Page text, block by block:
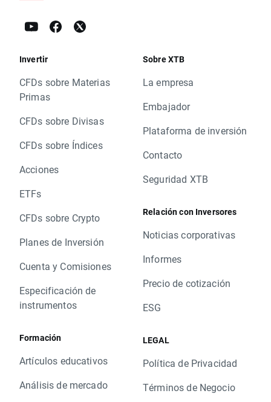
Invertir
CFDs sobre Materias
Primas
CFDs sobre Divisas
CFDs sobre Índices
Acciones
ETFs
CFDs sobre Crypto
Planes de Inversión
Cuenta y Comisiones
Especificación de
instrumentos
Formación
Artículos educativos
Análisis de mercado
Sobre XTB
La empresa
Embajador
Plataforma de inversión
Contacto
Seguridad XTB
Relación con Inversores
Noticias corporativas
Informes
Precio de cotización
ESG
LEGAL
Política de Privacidad
Términos de Negocio